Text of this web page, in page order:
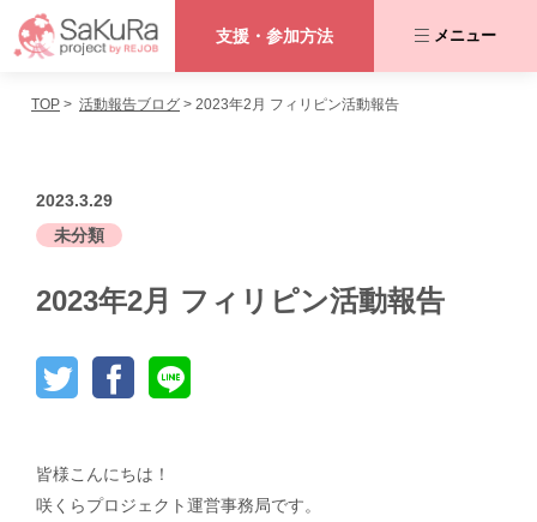
支援・参加方法 メニュー
咲くらプロジェクトとは
支援・参加方法
TOP 活動報告ブログ 2023年2月 フィリピン活動報告
2023.3.29
未分類
2023年2月 フィリピン活動報告
皆様こんにちは！
咲くらプロジェクト運営事務局です。